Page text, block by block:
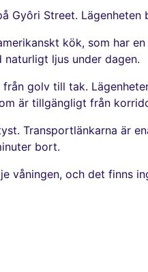
Gyôri Street. Lägenheten
kök, som har
ljus under dagen.
golv till tak.
är tillgängligt från
Transportlänkarna är
bort.
våningen, och det finns